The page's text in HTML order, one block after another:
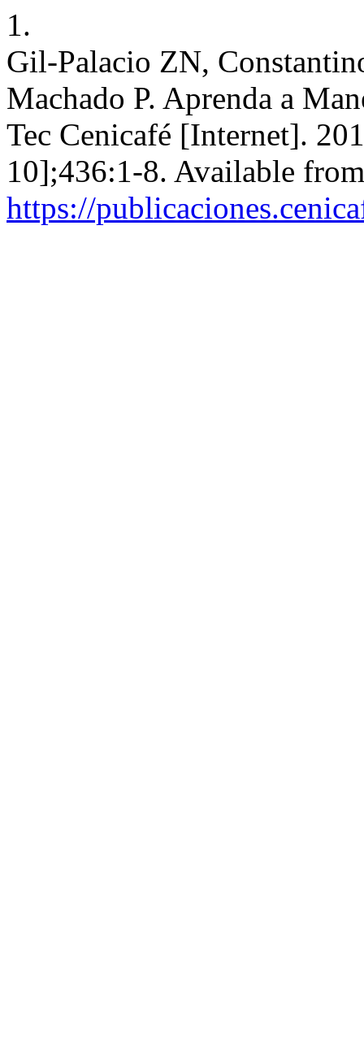
1.
Gil-Palacio ZN,
Machado P. Aprenda a
Tec Cenicafé [Internet].
10];436:1-8. Available
https://